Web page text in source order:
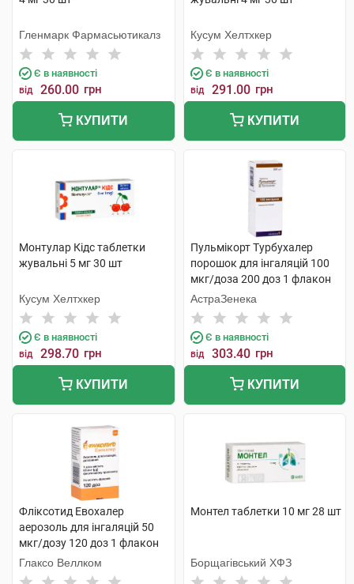
Гленмарк Фармасьютикалз
Є в наявності
від 260.00 грн
КУПИТИ
Кусум Хелтхкер
Є в наявності
від 291.00 грн
КУПИТИ
Монтулар Кідс таблетки
жувальні 5 мг 30 шт
Кусум Хелтхкер
Є в наявності
від 298.70 грн
КУПИТИ
Пульмікорт Турбухалер
порошок для інгаляцій 100
мкг/доза 200 доз 1 флакон
АстраЗенека
Є в наявності
від 303.40 грн
КУПИТИ
Фліксотид Евохалер
аерозоль для інгаляцій 50
мкг/дозу 120 доз 1 флакон
Глаксо Веллком
Монтел таблетки 10 мг 28 шт
Борщагівський ХФЗ